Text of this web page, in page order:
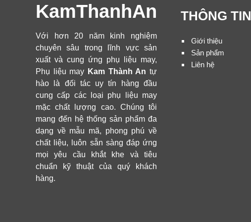
KamThanhAn
Với hơn 20 năm kinh nghiệm
chuyên sâu trong lĩnh vực sản
xuất và cung ứng phụ liệu may,
Phụ liệu may Kam Thành An tự
hào là đối tác uy tín hàng đầu
cung cấp các loại phụ liệu may
mặc chất lượng cao. Chúng tôi
mang đến hệ thống sản phẩm đa
dạng về mẫu mã, phong phú về
chất liệu, luôn sẵn sàng đáp ứng
mọi yêu cầu khắt khe và tiêu
chuẩn kỹ thuật của quý khách
hàng.
THÔNG TIN
Giới thiệu
Sản phẩm
Liên hệ